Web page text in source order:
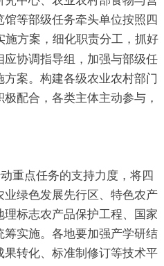
等部级任务牵头单位按照四
施方案，细化职责分工，抓好
协调指导组，加强与部级任
案。构建各级农业农村部门
配合，各类主体主动参与，
重点任务的支持力度，将四
绿色发展先行区、特色农产
标志农产品保护工程、国家
实施。各地要加强产学研结
转化、标准制修订等技术平